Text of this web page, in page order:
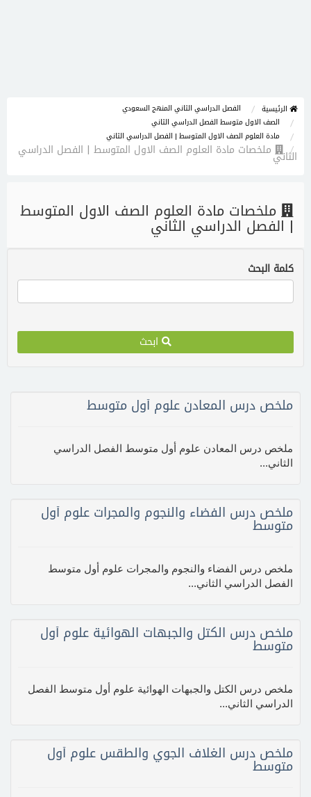
الرئيسية
الفصل الدراسي الثاني المنهج السعودي
الصف الاول متوسط الفصل الدراسي الثاني
مادة العلوم الصف الاول المتوسط | الفصل الدراسي الثاني
ملخصات مادة العلوم الصف الاول المتوسط | الفصل الدراسيالثاني
ملخصات مادة العلوم الصف الاول المتوسط
| الفصل الدراسي الثاني
كلمة البحث
ابحث
ملخص درس المعادن علوم أول متوسط
ملخص درس المعادن علوم أول متوسط الفصل الدراسي
الثاني...
ملخص درس الفضاء والنجوم والمجرات علوم أول
متوسط
ملخص درس الفضاء والنجوم والمجرات علوم أول متوسط
الفصل الدراسي الثاني...
ملخص درس الكتل والجبهات الهوائية علوم أول
متوسط
ملخص درس الكتل والجبهات الهوائية علوم أول متوسط الفصل
الدراسي الثاني...
ملخص درس الغلاف الجوي والطقس علوم أول
متوسط